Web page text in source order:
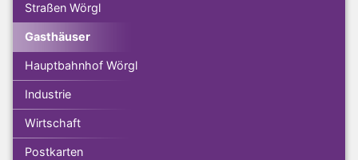
Straßen Wörgl
Gasthäuser
Hauptbahnhof Wörgl
Industrie
Wirtschaft
Postkarten